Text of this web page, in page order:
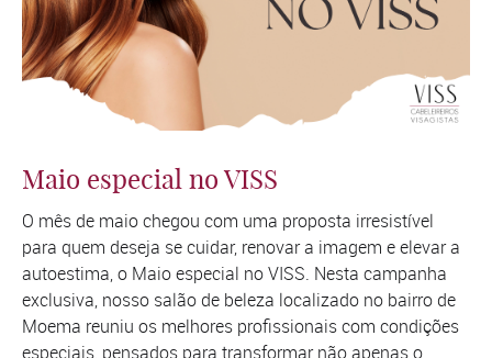
Maio especial no VISS
O mês de maio chegou com uma proposta irresistível
para quem deseja se cuidar, renovar a imagem e elevar a
autoestima, o Maio especial no VISS. Nesta campanha
exclusiva, nosso salão de beleza localizado no bairro de
Moema reuniu os melhores profissionais com condições
especiais, pensados para transformar não apenas o